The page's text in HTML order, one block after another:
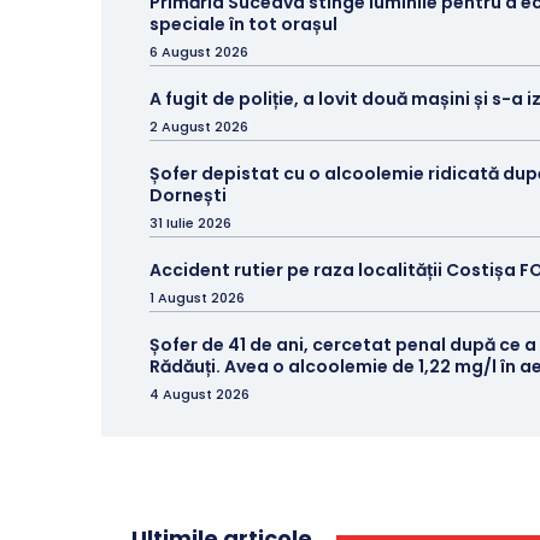
speciale în tot orașul
6 August 2026
A fugit de poliție, a lovit două mașini și s-a
2 August 2026
Șofer depistat cu o alcoolemie ridicată
Dornești
31 Iulie 2026
Accident rutier pe raza localității Costișa
1 August 2026
Șofer de 41 de ani, cercetat penal după ce
Rădăuți. Avea o alcoolemie de 1,22 mg/l în
4 August 2026